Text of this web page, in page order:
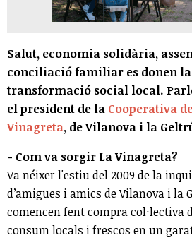
Salut, economia solidària,
conciliació familiar es donen
transformació social local.
el president de la Cooperativa
Vinagreta, de Vilanova i la
- Com va sorgir La Vinagreta?
Va néixer l'estiu del 2009 de la
d’amigues i amics de Vilanova i la
comencen fent compra col·lectiva
consum locals i frescos en un